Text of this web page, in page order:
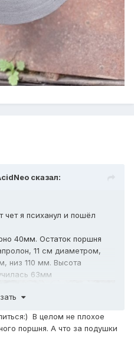
сказал:
чет я психанул и пошёл
40мм. Остаток поршня
11 см диаметром,
низ 110 мм. Высота
63мм
В целом не плохое
поршня. А что за подушки